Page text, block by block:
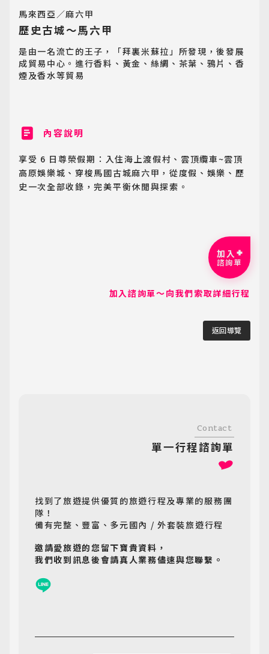
馬來西亞／麻六甲
歷史古城～馬六甲
是由一名流亡的王子，「拜裏米蘇拉」所發現，後發展
成貿易中心。進行香料、黃金、絲綢、茶葉、鴉片、香
煙及香水等貿易
內容說明
享受 6 日尊榮假期：入住海上渡假村、雲頂纜車~雲頂
高原娛樂城、穿梭馬國古城麻六甲，從度假、娛樂、歷
史一次全部收錄，完美平衡休閒與探索。
返回導覽
加入諮詢單～向我們索取詳細行程
加入
諮詢單
找到了旅遊提供優質的旅遊行程及專業的服務團
隊！
備有完整、豐富、多元國內 / 外套裝旅遊行程
邀請愛旅遊的您留下寶貴資料，
我們收到訊息後會請真人業務儘速與您聯繫。
Contact
單一行程諮詢單